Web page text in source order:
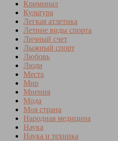
Криминал
Культура
Легкая атлетика
Летние виды спорта
Личный счет
Лыжный спорт
Любовь
Люди
Места
Мир
Мнения
Мода
Моя страна
Народная медицина
Наука
Наука и техника